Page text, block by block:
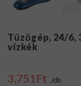
Tűzőgép, 24/6,
vízkék
3,751Ft /db